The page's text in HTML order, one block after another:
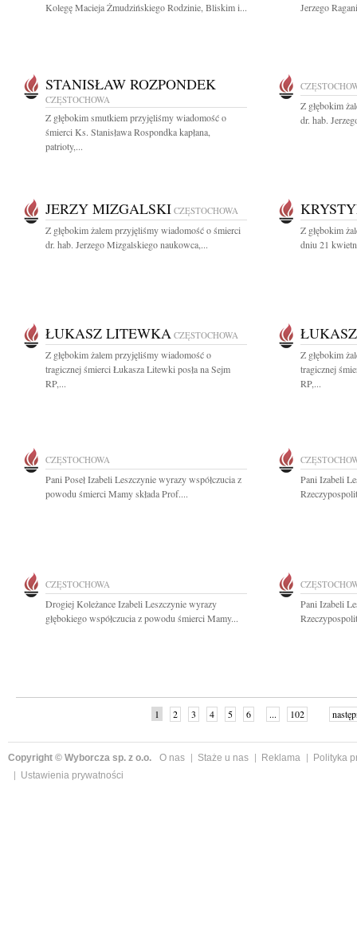
Kolegę Macieja Żmudzińskiego Rodzinie, Bliskim i...
Jerzego
STANISŁAW ROZPONDEK
CZĘSTOCHOWA
Z głębokim smutkiem przyjęliśmy wiadomość o
śmierci Ks. Stanisława Rospondka kapłana,
patrioty,...
Z głębokim
dr. hab.
JERZY MIZGALSKI CZĘSTOCHOWA
Z głębokim żalem przyjęliśmy wiadomość o śmierci
dr. hab. Jerzego Mizgalskiego naukowca,...
Z głębokim
dniu 21
ŁUKASZ LITEWKA CZĘSTOCHOWA
Z głębokim żalem przyjęliśmy wiadomość o
tragicznej śmierci Łukasza Litewki posła na Sejm
RP,...
Z głębokim
tragicznej
RP,...
CZĘSTOCHOWA
Pani Poseł Izabeli Leszczynie wyrazy współczucia z
powodu śmierci Mamy składa Prof....
Pani Izabeli
CZĘSTOCHOWA
Drogiej Koleżance Izabeli Leszczynie wyrazy
głębokiego współczucia z powodu śmierci Mamy...
Pani Izabeli
1 2 3 4 5 6 ... 102
Copyright © Wyborcza sp. z o.o. O nas Staże u nas Reklama
Polityka
Ustawienia prywatności